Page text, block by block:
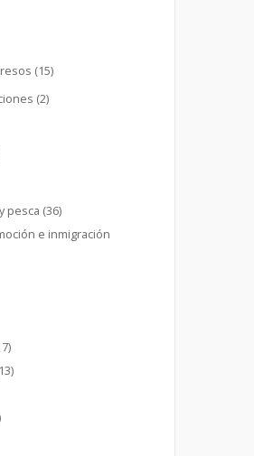
(15)
(2)
pesca (36)
e inmigración